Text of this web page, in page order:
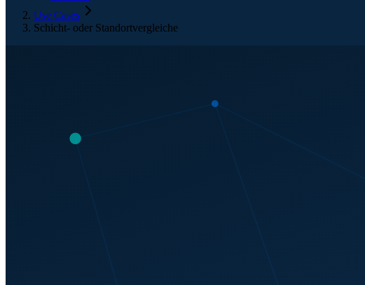
Use Cases
Schicht- oder Standortvergleiche